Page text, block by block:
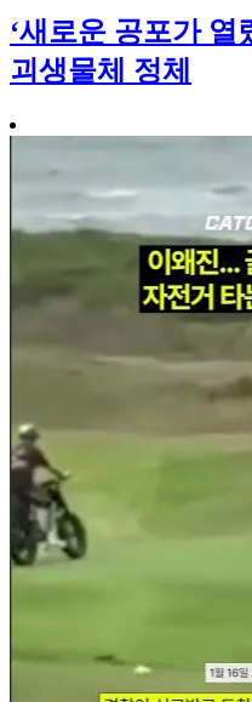
‘새로운 공포가
괴생물체 정체